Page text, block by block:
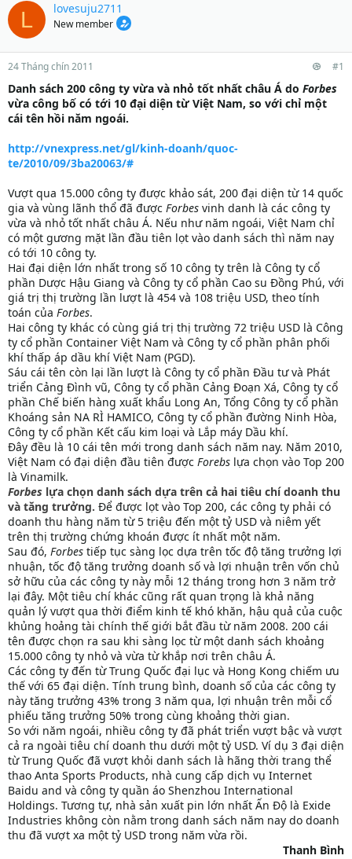
L lovesuju2711
New member
24 Tháng chín 2011 #1
Danh sách 200 công ty vừa và nhỏ tốt nhất châu Á do Forbes
vừa công bố có tới 10 đại diện từ Việt Nam, so với chỉ một
cái tên hồi năm ngoái.
http://vnexpress.net/gl/kinh-doanh/quoc-
te/2010/09/3ba20063/#
Vượt qua 15.000 công ty được khảo sát, 200 đại diện từ 14 quốc
gia và vùng lãnh thổ đã được Forbes vinh danh là các công ty
vừa và nhỏ tốt nhất châu Á. Nếu như năm ngoái, Việt Nam chỉ
có một gương mặt lần đầu tiên lọt vào danh sách thì năm nay
có tới 10 công ty.
Hai đại diện lớn nhất trong số 10 công ty trên là Công ty cổ
phần Dược Hậu Giang và Công ty cổ phần Cao su Đồng Phú, với
giá trị thị trường lần lượt là 454 và 108 triệu USD, theo tính
toán của Forbes.
Hai công ty khác có cùng giá trị thị trường 72 triệu USD là Công
ty cổ phần Container Việt Nam và Công ty cổ phần phân phối
khí thấp áp dầu khí Việt Nam (PGD).
Sáu cái tên còn lại lần lượt là Công ty cổ phần Đầu tư và Phát
triển Cảng Đình vũ, Công ty cổ phần Cảng Đoạn Xá, Công ty cổ
phần Chế biến hàng xuất khẩu Long An, Tổng Công ty cổ phần
Khoáng sản NA RÌ HAMICO, Công ty cổ phần đường Ninh Hòa,
Công ty cổ phần Kết cấu kim loại và Lắp máy Dầu khí.
Đây đều là 10 cái tên mới trong danh sách năm nay. Năm 2010,
Việt Nam có đại diện đầu tiên được Forebs lựa chọn vào Top 200
là Vinamilk.
Forbes lựa chọn danh sách dựa trên cả hai tiêu chí doanh thu
và tăng trưởng. Để được lọt vào Top 200, các công ty phải có
doanh thu hàng năm từ 5 triệu đến một tỷ USD và niêm yết
trên thị trường chứng khoán được ít nhất một năm.
Sau đó, Forbes tiếp tục sàng lọc dựa trên tốc độ tăng trưởng lợi
nhuận, tốc độ tăng trưởng doanh số và lợi nhuận trên vốn chủ
sở hữu của các công ty này mỗi 12 tháng trong hơn 3 năm trở
lại đây. Một tiêu chí khác cũng rất quan trọng là khả năng
quản lý vượt qua thời điểm kinh tế khó khăn, hậu quả của cuộc
khủng hoảng tài chính thế giới bắt đầu từ năm 2008. 200 cái
tên được chọn ra sau khi sàng lọc từ một danh sách khoảng
15.000 công ty nhỏ và vừa từ khắp nơi trên châu Á.
Các công ty đến từ Trung Quốc đại lục và Hong Kong chiếm ưu
thế với 65 đại diện. Tính trung bình, doanh số của các công ty
này tăng trưởng 43% trong 3 năm qua, lợi nhuận trên mỗi cổ
phiếu tăng trưởng 50% trong cùng khoảng thời gian.
So với năm ngoái, nhiều công ty đã phát triển vượt bậc và vượt
cả ra ngoài tiêu chí doanh thu dưới một tỷ USD. Ví dụ 3 đại diện
từ Trung Quốc đã vượt khỏi danh sách là hãng thời trang thể
thao Anta Sports Products, nhà cung cấp dịch vụ Internet
Baidu and và công ty quần áo Shenzhou International
Holdings. Tương tự, nhà sản xuất pin lớn nhất Ấn Độ là Exide
Industries không còn nằm trong danh sách năm nay do doanh
thu đã vượt xa một tỷ USD trong năm vừa rồi.
Thanh Bình